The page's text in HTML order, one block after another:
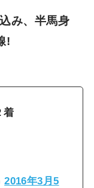
み、半馬身
!
着
2016年3月5